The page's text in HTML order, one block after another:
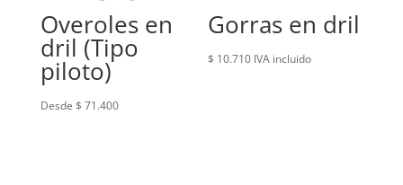
Overoles en
dril (Tipo
piloto)
Desde $ 71.400
Gorras en dril
$ 10.710 IVA incluido